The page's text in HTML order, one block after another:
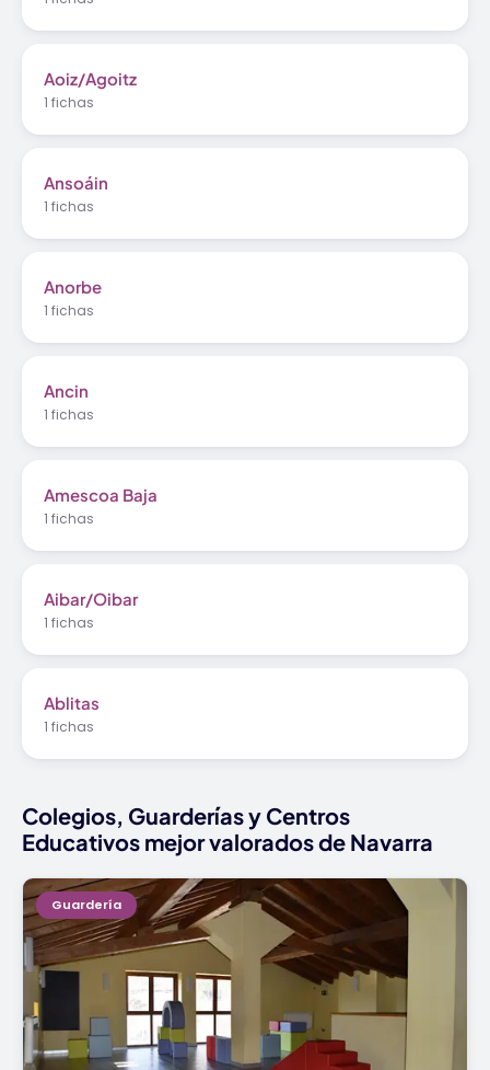
Aoiz/Agoitz
1 fichas
Ansoáin
1 fichas
Anorbe
1 fichas
Ancin
1 fichas
Amescoa Baja
1 fichas
Aibar/Oibar
1 fichas
Ablitas
1 fichas
Colegios, Guarderías y Centros
Educativos mejor valorados de Navarra
Guardería